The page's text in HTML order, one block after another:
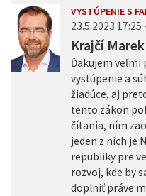
VYSTÚPENIE S
23.5.2023 17:25
Krajčí Marek
Ďakujem veľmi
vystúpenie a
žiadúce, aj
tento zákon
čítania, ním
jeden z nich je
republiky pre
rozvoj, kde by
doplniť práve